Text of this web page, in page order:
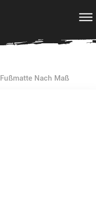
Fußmatte Nach Maß